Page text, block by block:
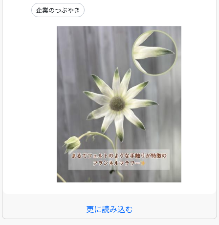
企業のつぶやき
更に読み込む